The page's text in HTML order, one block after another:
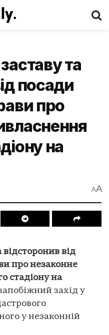
та
посади
про
на
AA
від
про незаконне
стадіону на
захід у
у незаконній